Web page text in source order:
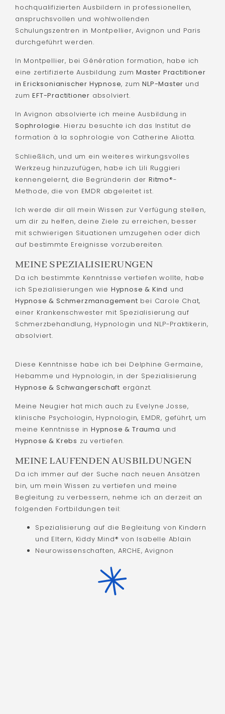
hochqualifizierten Ausbildern in professionellen,
anspruchsvollen und wohlwollenden
Schulungszentren in Montpellier, Avignon und Paris
durchgeführt werden.
In Montpellier, bei Génération formation, habe ich
eine zertifizierte Ausbildung zumMaster Practitioner
in Ericksonianischer Hypnose, zumNLP-Master und
zumEFT-Practitioner absolviert.
In Avignon absolvierte ich meine Ausbildung in
Sophrologie. Hierzu besuchte ich das Institut de
formation à la sophrologie von Catherine Aliotta.
Schließlich, und um ein weiteres wirkungsvolles
Werkzeug hinzuzufügen, habe ich Lili Ruggieri
kennengelernt, die Begründerin derRitmo®-
Methode, die von EMDR abgeleitet ist.
Ich werde dir all mein Wissen zur Verfügung stellen,
um dir zu helfen, deine Ziele zu erreichen, besser
mit schwierigen Situationen umzugehen oder dich
auf bestimmte Ereignisse vorzubereiten.
MEINE SPEZIALISIERUNGEN
Da ich bestimmte Kenntnisse vertiefen wollte, habe
ich Spezialisierungen wie Hypnose & Kind und
Hypnose & Schmerzmanagement bei Carole Chat,
einer Krankenschwester mit Spezialisierung auf
Schmerzbehandlung, Hypnologin und NLP-Praktikerin,
absolviert.
Diese Kenntnisse habe ich bei Delphine Germaine,
Hebamme und Hypnologin, in der Spezialisierung
Hypnose & Schwangerschaft ergänzt.
Meine Neugier hat mich auch zu Evelyne Josse,
klinische Psychologin, Hypnologin, EMDR, geführt, um
meine Kenntnisse inHypnose & Trauma und
Hypnose & Krebs zu vertiefen.
MEINE LAUFENDEN AUSBILDUNGEN
Da ich immer auf der Suche nach neuen Ansätzen
bin, um mein Wissen zu vertiefen und meine
Begleitung zu verbessern, nehme ich an derzeit an
folgenden Fortbildungen teil:
Spezialisierung auf die Begleitung von Kindern
und Eltern, Kiddy Mind® von Isabelle Ablain
Neurowissenschaften, ARCHE, Avignon